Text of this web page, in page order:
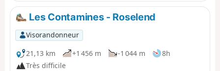
Les Contamines - Roselend
Visorandonneur
21,13 km
+1 456 m -1 044 m
8h
Très difficile